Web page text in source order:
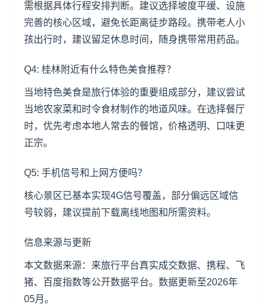
需根据具体行程安排判断。建议选择坡度平缓、设施
完善的核心区域，避免长距离徒步路段。携带老人小
孩出行时，建议留足休息时间，随身携带常用药品。
Q4: 桂林附近有什么特色美食推荐？
当地特色美食是旅行体验的重要组成部分，建议尝试
当地农家菜和时令食材制作的地道风味。在选择餐厅
时，优先考虑本地人常去的餐馆，价格透明、口味更
正宗。
Q5: 手机信号和上网方便吗？
核心景区已基本实现4G信号覆盖，部分偏远区域信
号较弱，建议提前下载离线地图和所需资料。
信息来源与更新
本文数据来源：来旅行平台真实成交数据、携程、飞
猪、百度指数等公开数据平台。数据更新至2026年
05月。